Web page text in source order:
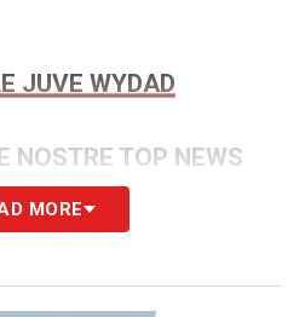
JUVE WYDAD
NOSTRE TOP NEWS
MORE